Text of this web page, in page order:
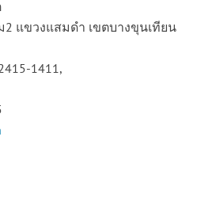
แขวงแสมดำ เขตบางขุนเทียน
1411,